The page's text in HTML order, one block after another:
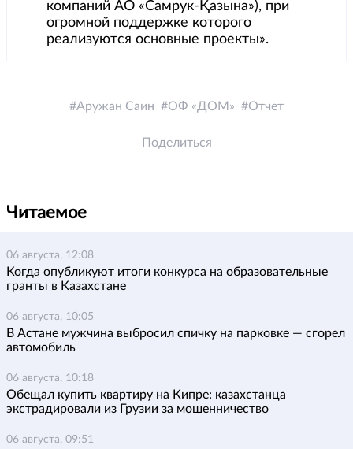
компаний АО «Самрук-Қазына»), при
огромной поддержке которого
реализуются основные проекты».
Аружан Саин ОФ «ДОМ» Отчет
Поделиться
Читаемое
06 августа, 12:08
Когда опубликуют итоги конкурса на образовательные
гранты в Казахстане
06 августа, 10:05
В Астане мужчина выбросил спичку на парковке — сгорел
автомобиль
06 августа, 10:18
Обещал купить квартиру на Кипре: казахстанца
экстрадировали из Грузии за мошенничество
06 августа, 09:51